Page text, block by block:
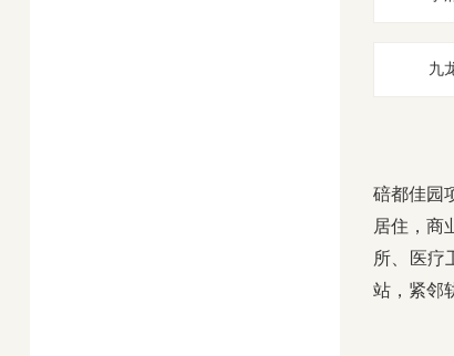
九
碚都佳园
居住，商
所、医疗
站，紧邻